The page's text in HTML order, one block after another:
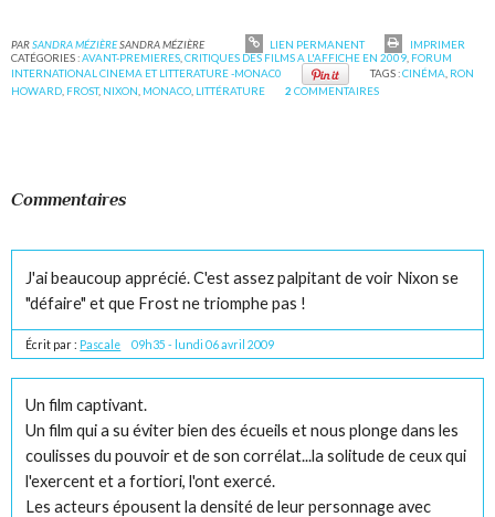
PARSANDRA MÉZIÈRESANDRA MÉZIÈRE LIEN PERMANENT
IMPRIMER
CATÉGORIES :AVANT-PREMIERES ,CRITIQUES DES FILMS A L'AFFICHE EN 2009 FORUM
INTERNATIONAL CINEMA ET LITTERATURE -MONAC0
TAGS :CINÉMA RON
HOWARD FROST, NIXON MONACO LITTÉRATURE 2 COMMENTAIRES
Commentaires
J'ai beaucoup apprécié. C'est assez palpitant de voir Nixon se
"défaire" et que Frost ne triomphe pas !
Écrit par : Pascale 09h35 - lundi 06 avril 2009
Un film captivant.
Un film qui a su éviter bien des écueils et nous plonge dans les
coulisses du pouvoir et de son corrélat...la solitude de ceux qui
l'exercent et a fortiori, l'ont exercé.
Les acteurs épousent la densité de leur personnage avec